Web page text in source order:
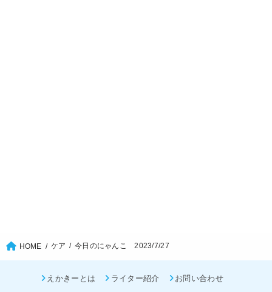
HOME ケア 今日のにゃんこ 2023/7/27
えかきーとは ライター紹介 お問い合わせ